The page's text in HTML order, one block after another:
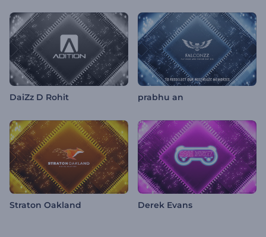
DaiZz D Rohit prabhu an
Straton Oakland Derek Evans